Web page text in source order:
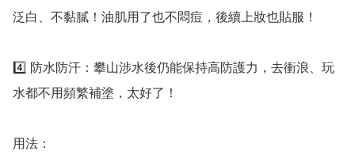
泛白、不黏膩！油肌用了也不悶痘，後續上妝也貼服！
4️⃣ 防水防汗：攀山涉水後仍能保持高防護力，去衝浪、玩
水都不用頻繁補塗，太好了！
用法：